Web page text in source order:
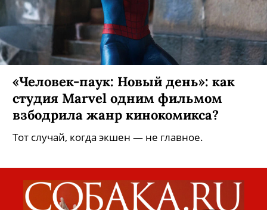
«Человек-паук: Новый день»: как
студия Marvel одним фильмом
взбодрила жанр кинокомикса?
Тот случай, когда экшен — не главное.